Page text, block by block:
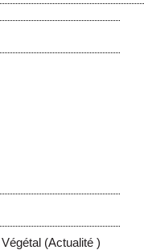
(Actualité)